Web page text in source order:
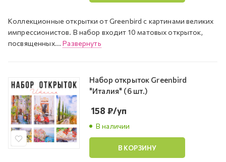
Коллекционные открытки от Greenbird с картинами великих
импрессионистов. В набор входит 10 матовых открыток,
посвященных...Развернуть
Набор открыток Greenbird
"Италия" (6 шт.)
В наличии
158 ₽/уп
В КОРЗИНУ